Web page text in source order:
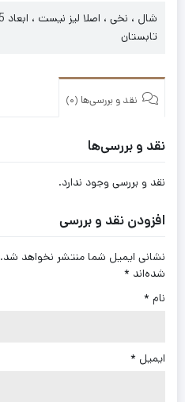
تابستان
نقد و بررسی‌ها (0)
نقد و بررسی‌ها
نقد و بررسی وجود ندارد.
افزودن نقد و بررسی
نشانی ایمیل شما منتشر نخواهد شد.
شده‌اند *
نام *
ایمیل *